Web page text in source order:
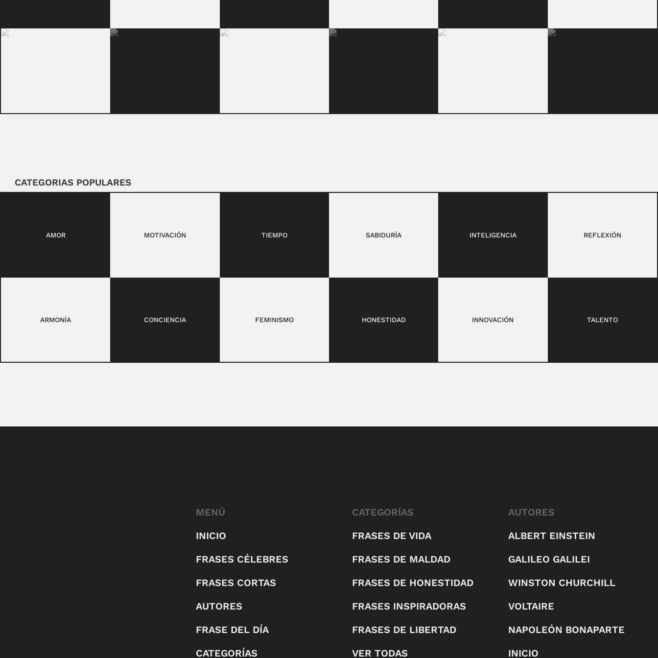
CATEGORIAS POPULARES
AMOR MOTIVACIÓN TIEMPO SABIDURÍA INTELIGENCIA REFLEXIÓN
ARMONÍA CONCIENCIA FEMINISMO HONESTIDAD INNOVACIÓN TALENTO
MENÚ
INICIO
FRASES CÉLEBRES
FRASES CORTAS
AUTORES
FRASE DEL DÍA
CATEGORÍAS
CATEGORÍAS
FRASES DE VIDA
FRASES DE MALDAD
FRASES DE HONESTIDAD
FRASES INSPIRADORAS
FRASES DE LIBERTAD
VER TODAS
AUTORES
ALBERT EINSTEIN
GALILEO GALILEI
WINSTON CHURCHILL
VOLTAIRE
NAPOLEÓN BONAPARTE
INICIO